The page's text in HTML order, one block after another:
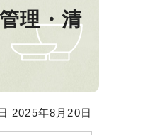
理・清
2025年8月20日